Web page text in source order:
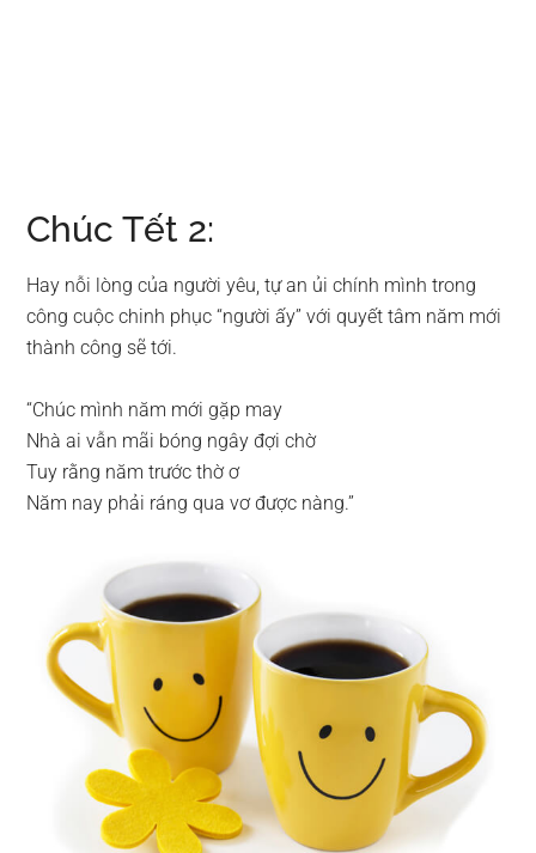
Chúc Tết 2:
Hay nỗi lòng của người yêu, tự an ủi chính mình trong
công cuộc chinh phục “người ấy” với quyết tâm năm mới
thành công sẽ tới.
“Chúc mình năm mới gặp may
Nhà ai vẫn mãi bóng ngây đợi chờ
Tuy rằng năm trước thờ ơ
Năm nay phải ráng qua vơ được nàng.”